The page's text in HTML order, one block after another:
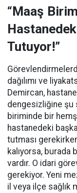
“Maaş
Tutuyor!”
dağılımı ve
Demircan,
dengesizliğine şu
biriminde bir
hastanedeki
tutması
kalıyorsa, burada
vardır. O idari
gerekiyor. Yeni
il veya ilçe sağlık